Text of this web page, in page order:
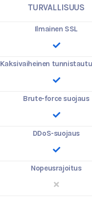
TURVALLISUUS
Ilmainen SSL
Kaksivaiheinen
Brute-force suojaus
DDoS-suojaus
Nopeusrajoitus